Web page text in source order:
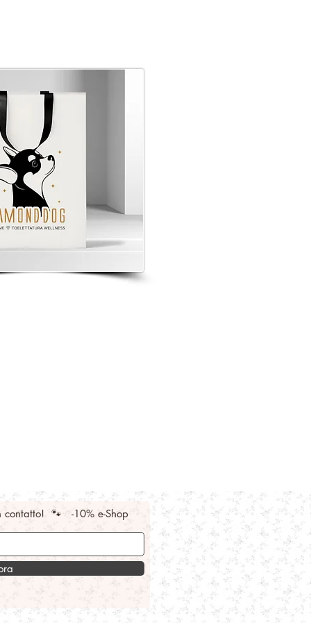
contatto! 🐾 -10% e-Shop